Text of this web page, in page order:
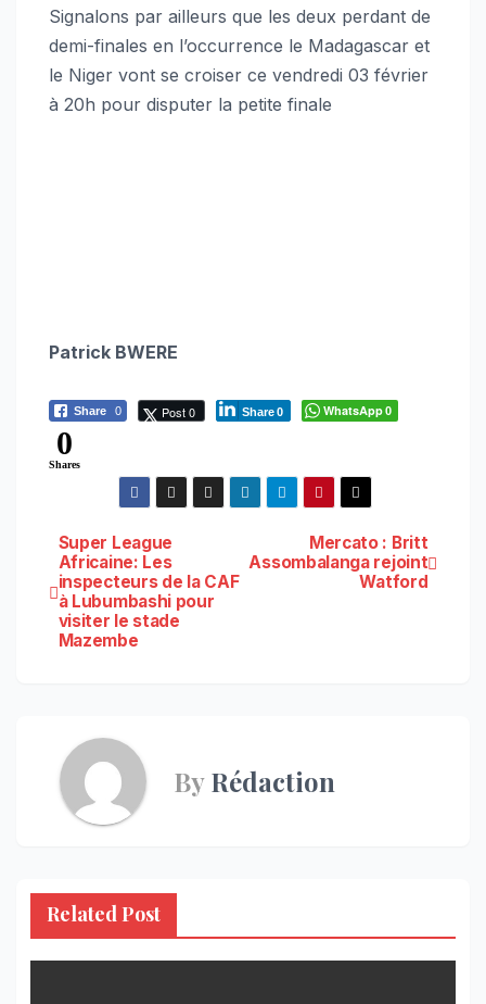
Signalons par ailleurs que les deux perdant de
demi-finales en l’occurrence le Madagascar et
le Niger vont se croiser ce vendredi 03 février
à 20h pour disputer la petite finale
Patrick BWERE
Share 0 Post 0 Share0 WhatsApp0
0
Shares
Navigation
de
l’article
Mercato : Britt
Assombalanga rejoint
Watford
Super League
Africaine: Les
inspecteurs de la CAF
à Lubumbashi pour
visiter le stade
Mazembe
ByRédaction
Related Post